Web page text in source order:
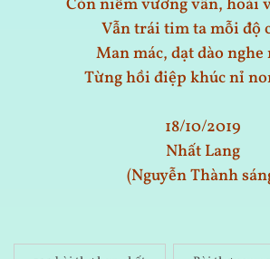
Còn niềm vương vấn, hoài
Vẫn trái tim ta mỗi độ
Man mác, dạt dào nghe
Từng hồi điệp khúc nỉ
18/10/2019
Nhất Lang
(Nguyễn Thành